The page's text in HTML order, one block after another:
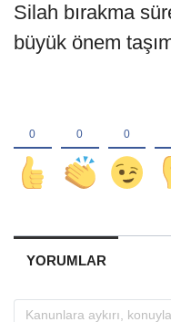
Silah bırakma
büyük önem
YORUMLAR